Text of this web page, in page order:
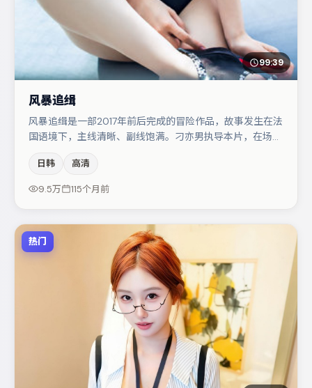
99:39
风暴追缉
风暴追缉是一部2017年前后完成的冒险作品，故事发生在法
国语境下，主线清晰、副线饱满。刁亦男执导本片，在场面
高银在片中承担叙事驱动，雷佳音、于和伟分别提供反差与
喜剧/悬疑调剂（视场次而定）。若你偏爱强类型与清晰主
日韩 高清
9.5万 115个月前
热门